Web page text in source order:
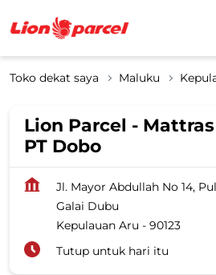
Toko dekat saya Maluku
Lion Parcel -
PT Dobo
Jl. Mayor Abdullah No 14,
Galai Dubu
Kepulauan Aru - 90123
Tutup untuk hari itu